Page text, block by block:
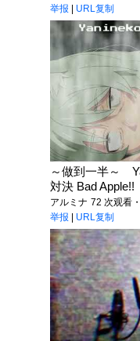
举报
URL复制
～做到一半～
対決 Bad Apple!!
アルミナ 72 次观看
举报
URL复制